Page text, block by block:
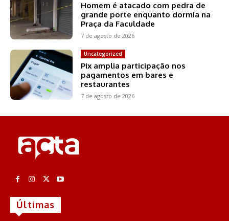
Homem é atacado com pedra de
grande porte enquanto dormia na
Praça da Faculdade
7 de agosto de 2026
Uncategorized
Pix amplia participação nos
pagamentos em bares e
restaurantes
7 de agosto de 2026
Últimas